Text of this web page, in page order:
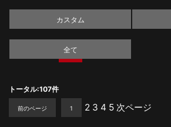
カスタム
全て
トータル:107件
前のページ 1 2 3 4 5 次ページ